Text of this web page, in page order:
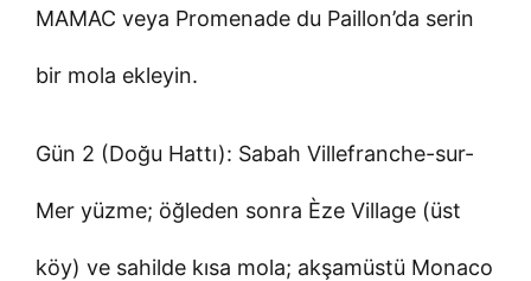
MAMAC veya Promenade du Paillon’da serin
bir mola ekleyin.
Gün 2 (Doğu Hattı): Sabah Villefranche-sur-
Mer yüzme; öğleden sonra Èze Village (üst
köy) ve sahilde kısa mola; akşamüstü Monaco